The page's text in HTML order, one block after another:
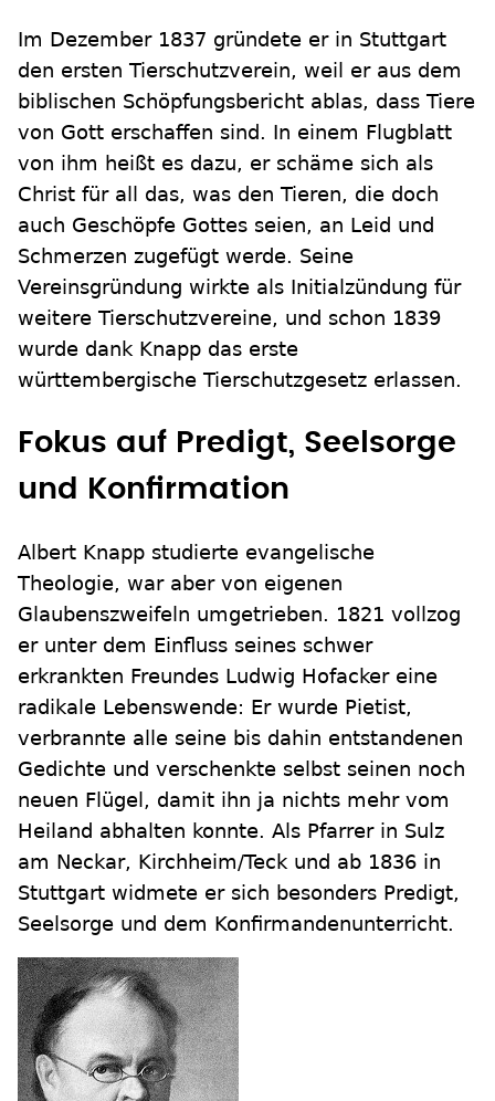
Im Dezember 1837 gründete er in Stuttgart
den ersten Tierschutzverein, weil er aus dem
biblischen Schöpfungsbericht ablas, dass Tiere
von Gott erschaffen sind. In einem Flugblatt
von ihm heißt es dazu, er schäme sich als
Christ für all das, was den Tieren, die doch
auch Geschöpfe Gottes seien, an Leid und
Schmerzen zugefügt werde. Seine
Vereinsgründung wirkte als Initialzündung für
weitere Tierschutzvereine, und schon 1839
wurde dank Knapp das erste
württembergische Tierschutzgesetz erlassen.
Fokus auf Predigt, Seelsorge
und Konfirmation
Albert Knapp studierte evangelische
Theologie, war aber von eigenen
Glaubenszweifeln umgetrieben. 1821 vollzog
er unter dem Einfluss seines schwer
erkrankten Freundes Ludwig Hofacker eine
radikale Lebenswende: Er wurde Pietist,
verbrannte alle seine bis dahin entstandenen
Gedichte und verschenkte selbst seinen noch
neuen Flügel, damit ihn ja nichts mehr vom
Heiland abhalten konnte. Als Pfarrer in Sulz
am Neckar, Kirchheim/Teck und ab 1836 in
Stuttgart widmete er sich besonders Predigt,
Seelsorge und dem Konfirmandenunterricht.